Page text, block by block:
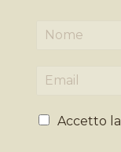
m
iP
Accetto la